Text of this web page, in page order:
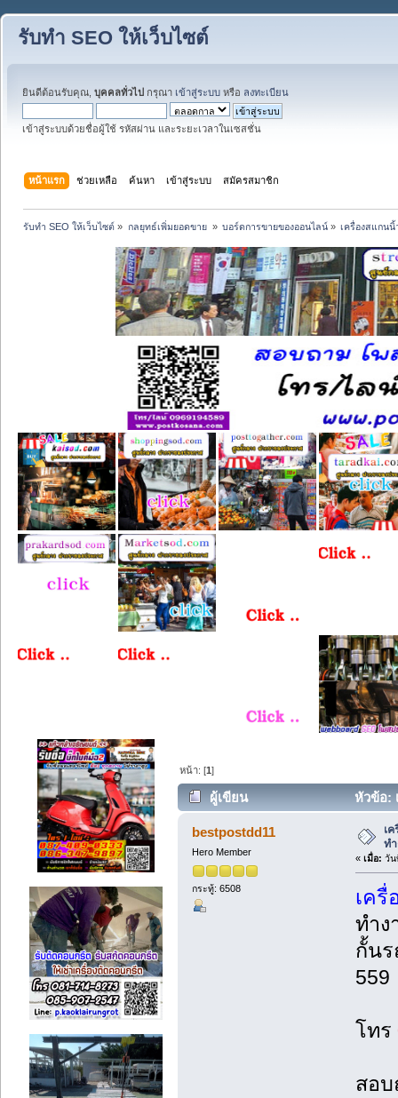
รับทำ SEO ให้เว็บไซต์
ยินดีต้อนรับคุณ, บุคคลทั่วไป กรุณา เข้าสู่ระบบ หรือ ลงทะเบียน
เข้าสู่ระบบด้วยชื่อผู้ใช้ รหัสผ่าน และระยะเวลาในเซสชั่น
หน้าแรก ช่วยเหลือ ค้นหา เข้าสู่ระบบ สมัครสมาชิก
รับทำ SEO ให้เว็บไซต์ » กลยุทธ์เพิ่มยอดขาย » บอร์ดการขายของออนไลน์» เครื่องสแกน
หน้า: [1]
ผู้เขียน
หัวข้อ:
จัดการ (อ่าน 26150 ครั้ง)
bestpostdd11
Hero Member
กระทู้: 6508
เ
ท
« เมื่อ: วัน
เครื่
ทำง
กั้นร
559
โทร
สอบ